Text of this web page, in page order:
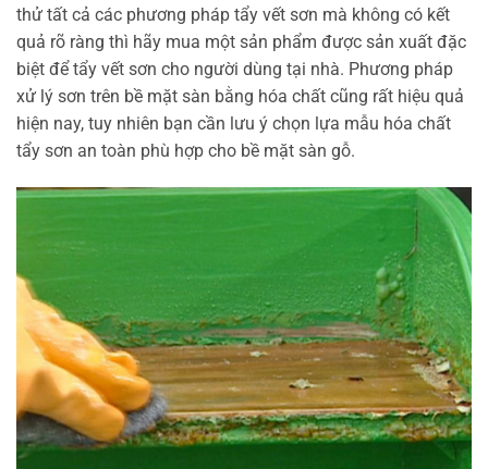
thử tất cả các phương pháp tẩy vết sơn mà không có kết
quả rõ ràng thì hãy mua một sản phẩm được sản xuất đặc
biệt để tẩy vết sơn cho người dùng tại nhà. Phương pháp
xử lý sơn trên bề mặt sàn bằng hóa chất cũng rất hiệu quả
hiện nay, tuy nhiên bạn cần lưu ý chọn lựa mẫu hóa chất
tẩy sơn an toàn phù hợp cho bề mặt sàn gỗ.